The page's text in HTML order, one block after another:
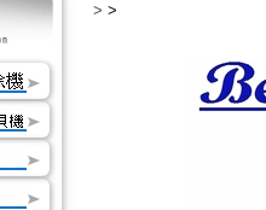
> >